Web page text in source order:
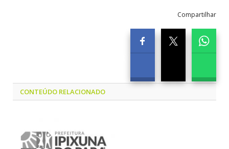
Compartilhar
CONTEÚDO RELACIONADO